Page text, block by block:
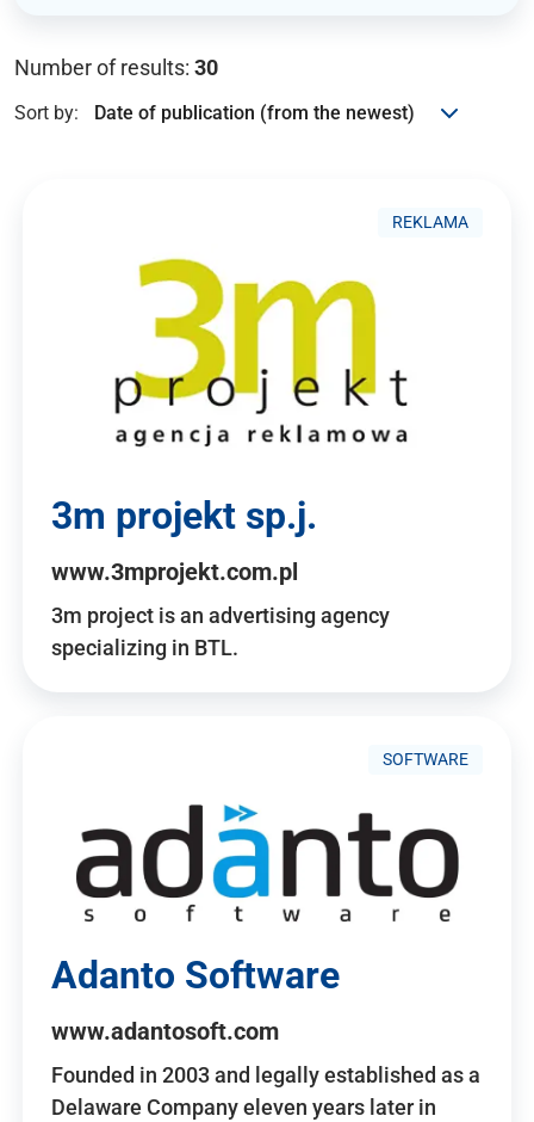
Number of results: 30
Sort by:
REKLAMA
3m projekt sp.j.
www.3mprojekt.com.pl
3m project is an advertising agency
specializing in BTL.
SOFTWARE
Adanto Software
www.adantosoft.com
Founded in 2003 and legally established as a
Delaware Company eleven years later in